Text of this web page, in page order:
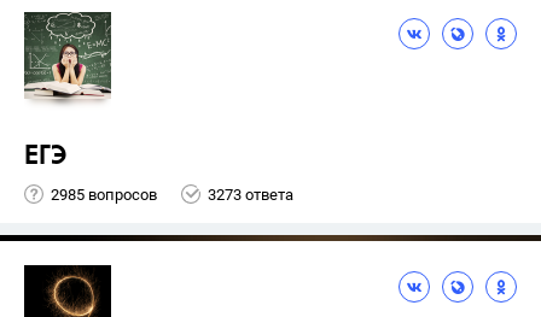
ЕГЭ
2985 вопросов 3273 ответа